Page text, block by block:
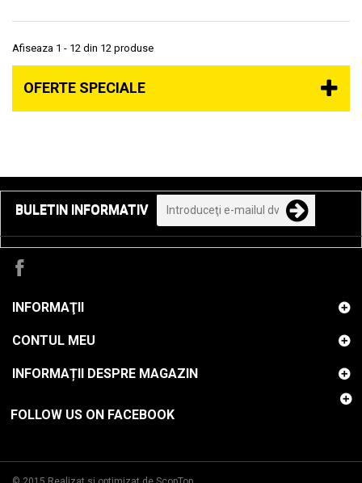
Afiseaza 1 - 12 din 12 produse
OFERTE SPECIALE
BULETIN INFORMATIV
INFORMAŢII
CONTUL MEU
INFORMAȚII DESPRE MAGAZIN
FOLLOW US ON FACEBOOK